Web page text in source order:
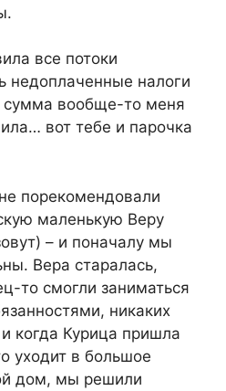
все потоки
недоплаченные налоги
сумма вообще-то меня
вот тебе и парочка
порекомендовали
маленькую Веру
– и поначалу мы
Вера старалась,
то смогли заниматься
никаких
когда Курица пришла
уходит в большое
дом, мы решили